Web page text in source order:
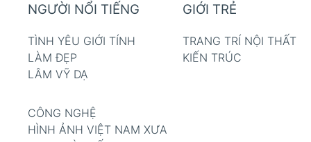
NGƯỜI NỔI TIẾNG
TÌNH YÊU GIỚI TÍNH
LÀM ĐẸP
LÂM VỸ DẠ
GIỚI TRẺ
TRANG TRÍ NỘI THẤT
KIẾN TRÚC
CÔNG NGHỆ
HÌNH ẢNH VIỆT NAM XƯA